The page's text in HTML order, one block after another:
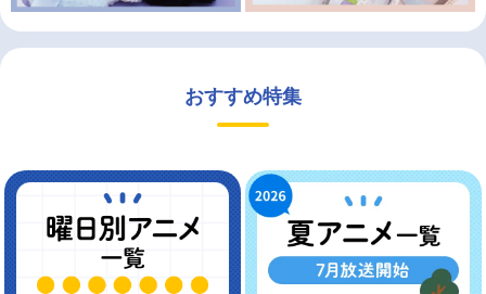
おすすめ特集